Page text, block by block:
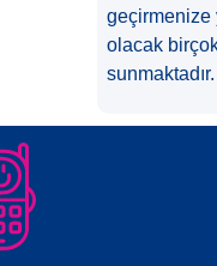
geçirmenize
olacak
sunmaktadır.